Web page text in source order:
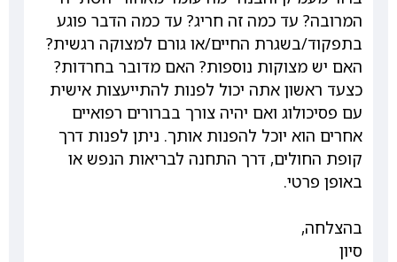
המרובה? עד כמה זה חריג? עד כמה הדבר פוגע
בתפקוד/בשגרת החיים/או גורם למצוקה רגשית?
האם יש מצוקות נוספות? האם מדובר בחרדות?
כצעד ראשון אתה יכול לפנות להתייעצות אישית
עם פסיכולוג ואם יהיה צורך בברורים רפואיים
אחרים הוא יוכל להפנות אותך. ניתן לפנות דרך
קופת החולים, דרך התחנה לבריאות הנפש או
באופן פרטי.
בהצלחה,
סיון